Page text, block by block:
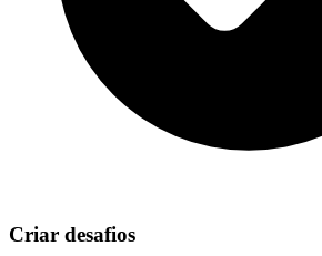
Criar desafios